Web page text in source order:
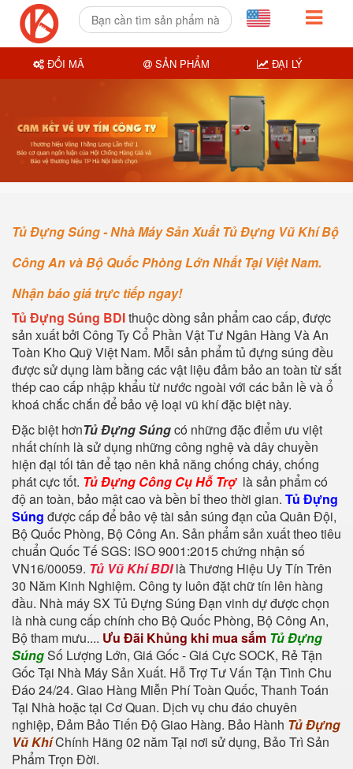
Tủ Đựng Súng - Nhà Máy Sản Xuất Tủ Đựng Vũ Khí Bộ
Công An và Bộ Quốc Phòng Lớn Nhất Tại Việt Nam.
Nhận báo giá trực tiếp ngay!
Tủ Đựng Súng BDIthuộc dòng sản phẩm cao cấp, được
sản xuất bởi Công Ty Cổ Phần Vật Tư Ngân Hàng Và An
Toàn Kho Quỹ Việt Nam. Mỗi sản phẩm tủ đựng súng đều
được sử dụng làm bằng các vật liệu đảm bảo an toàn từ sắt
thép cao cấp nhập khẩu từ nước ngoài với các bản lề và ổ
khoá chắc chắn để bảo vệ loại vũ khí đặc biệt này.
Đặc biệt hơnTủ Đựng Súngcó những đặc điểm ưu việt
nhất chính là sử dụng những công nghệ và dây chuyền
hiện đại tối tân để tạo nên khả năng chống cháy, chống
phát cực tốt. Tủ Đựng Công Cụ Hỗ Trợ là sản phẩm có
độ an toàn, bảo mật cao và bền bỉ theo thời gian. Tủ Đựng
Súng được cấp để bảo vệ tài sản súng đạn của Quân Đội,
Bộ Quốc Phòng, Bộ Công An. Sản phẩm sản xuất theo tiêu
chuẩn Quốc Tế SGS: ISO 9001:2015 chứng nhận số
VN16/00059. Tủ Vũ Khí BDI là Thương Hiệu Uy Tín Trên
30 Năm Kinh Nghiệm. Công ty luôn đặt chữ tín lên hàng
đầu. Nhà máy SX Tủ Đựng Súng Đạn vinh dự được chọn
là nhà cung cấp chính cho Bộ Quốc Phòng, Bộ Công An,
Bộ tham mưu.... Ưu Đãi Khủng khi mua sắm Tủ Đựng
SúngSố Lượng Lớn, Giá Gốc - Giá Cực SOCK, Rẻ Tận
Gốc Tại Nhà Máy Sản Xuất. Hỗ Trợ Tư Vấn Tận Tình Chu
Đáo 24/24. Giao Hàng Miễn Phí Toàn Quốc, Thanh Toán
Tại Nhà hoặc tại Cơ Quan. Dịch vụ chu đáo chuyên
nghiệp, Đảm Bảo Tiến Độ Giao Hàng. Bảo Hành Tủ Đựng
Vũ KhíChính Hãng 02 năm Tại nơi sử dụng, Bảo Trì Sản
Phẩm Trọn Đời.
ĐỔI MÃ SẢN PHẨM ĐẠI LÝ